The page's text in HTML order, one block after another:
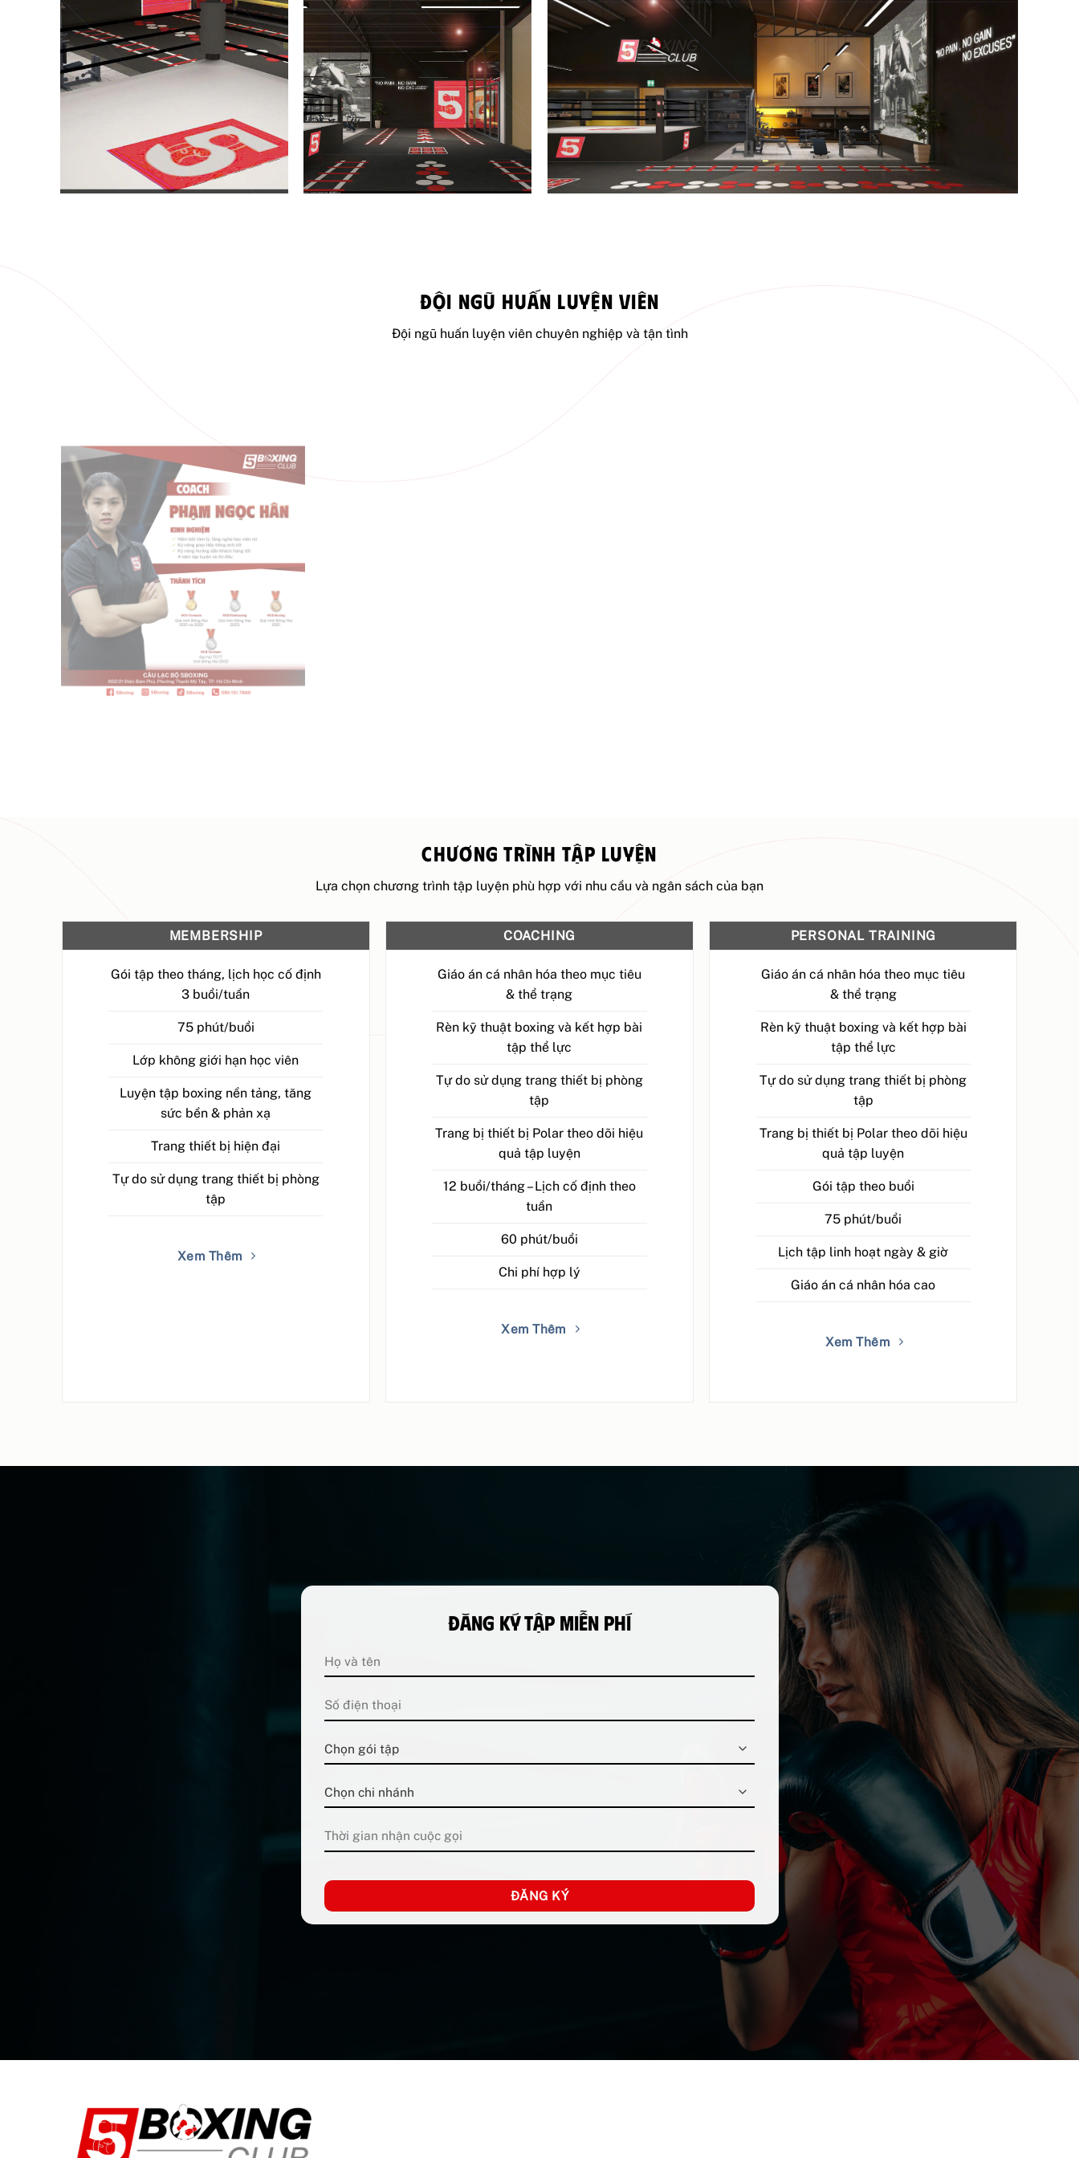
ĐỘI NGŨ HUẤN LUYỆN VIÊN
Đội ngũ huấn luyện viên chuyên nghiệp và tận tình
CHƯƠNG TRÌNH TẬP LUYỆN
Lựa chọn chương trình tập luyện phù hợp với nhu cầu và ngân sách của bạn
MEMBERSHIP
Gói tập theo tháng, lịch học cố định
3 buổi/tuần
75 phút/buổi
Lớp không giới hạn học viên
Luyện tập boxing nền tảng, tăng
sức bền & phản xạ
Trang thiết bị hiện đại
Tự do sử dụng trang thiết bị phòng
tập
Xem Thêm
COACHING
Giáo án cá nhân hóa theo mục tiêu
& thể trạng
Rèn kỹ thuật boxing và kết hợp bài
tập thể lực
Tự do sử dụng trang thiết bị phòng
tập
Trang bị thiết bị Polar theo dõi hiệu
quả tập luyện
12 buổi/tháng – Lịch cố định theo
tuần
60 phút/buổi
Chi phí hợp lý
Xem Thêm
PERSONAL TRAINING
Giáo án cá nhân hóa theo mục tiêu
& thể trạng
Rèn kỹ thuật boxing và kết hợp bài
tập thể lực
Tự do sử dụng trang thiết bị phòng
tập
Trang bị thiết bị Polar theo dõi hiệu
quả tập luyện
Gói tập theo buổi
75 phút/buổi
Lịch tập linh hoạt ngày & giờ
Giáo án cá nhân hóa cao
Xem Thêm
Đăng ký tập miễn phí